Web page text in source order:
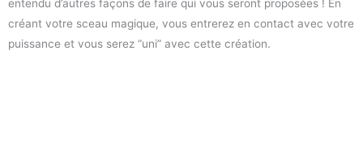
entendu d’autres façons de faire qui vous seront proposées ! En
créant votre sceau magique, vous entrerez en contact avec votre
puissance et vous serez “uni” avec cette création.